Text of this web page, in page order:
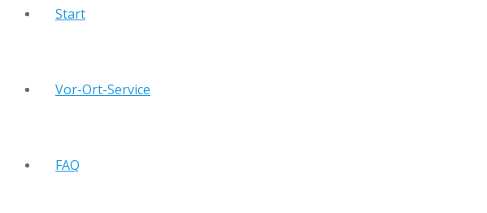
Start
Vor-Ort-Service
FAQ